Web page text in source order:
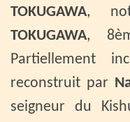
TOKUGAWA,
TOKUGAWA,
Partiellement
reconstruit par
seigneur du